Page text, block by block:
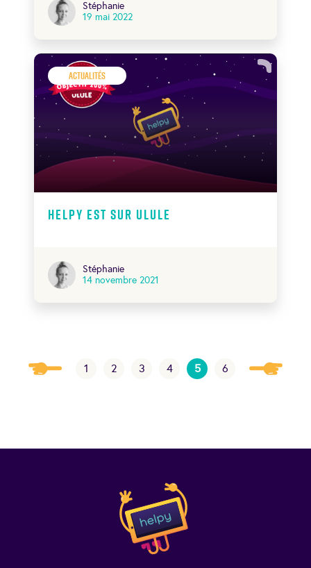
Stéphanie
19 mai 2022
Actualités
Helpy est sur Ulule
Stéphanie
14 novembre 2021
1 2 3 4 5 6